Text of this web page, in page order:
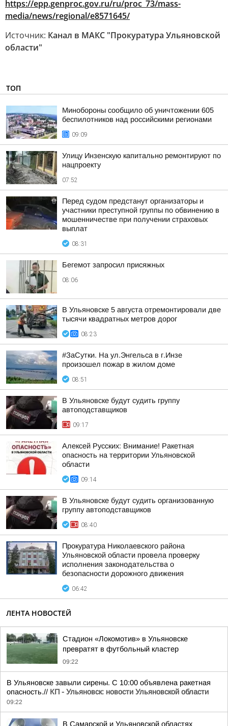
https://epp.genproc.gov.ru/ru/proc_73/mass-
media/news/regional/e8571645/
Источник: Канал в МАКС "Прокуратура Ульяновской
области"
ТОП
Минобороны сообщило об уничтожении 605
беспилотников над российскими регионами
09:09
Улицу Инзенскую капитально ремонтируют по
нацпроекту
07:52
Перед судом предстанут организаторы и
участники преступной группы по обвинению в
мошенничестве при получении страховых
выплат
08:31
Бегемот запросил присяжных
08:06
В Ульяновске 5 августа отремонтировали две
тысячи квадратных метров дорог
08:23
#ЗаСутки. На ул.Энгельса в г.Инзе
произошел пожар в жилом доме
08:51
В Ульяновске будут судить группу
автоподставщиков
09:17
Алексей Русских: Внимание! Ракетная
опасность на территории Ульяновской
области
09:14
В Ульяновске будут судить организованную
группу автоподставщиков
08:40
Прокуратура Николаевского района
Ульяновской области провела проверку
исполнения законодательства о
безопасности дорожного движения
06:42
ЛЕНТА НОВОСТЕЙ
Стадион «Локомотив» в Ульяновске
превратят в футбольный кластер
09:22
В Ульяновске завыли сирены. С 10:00 объявлена ракетная
опасность.// КП - Ульяновск: новости Ульяновской области
09:22
В Самарской и Ульяновской областях